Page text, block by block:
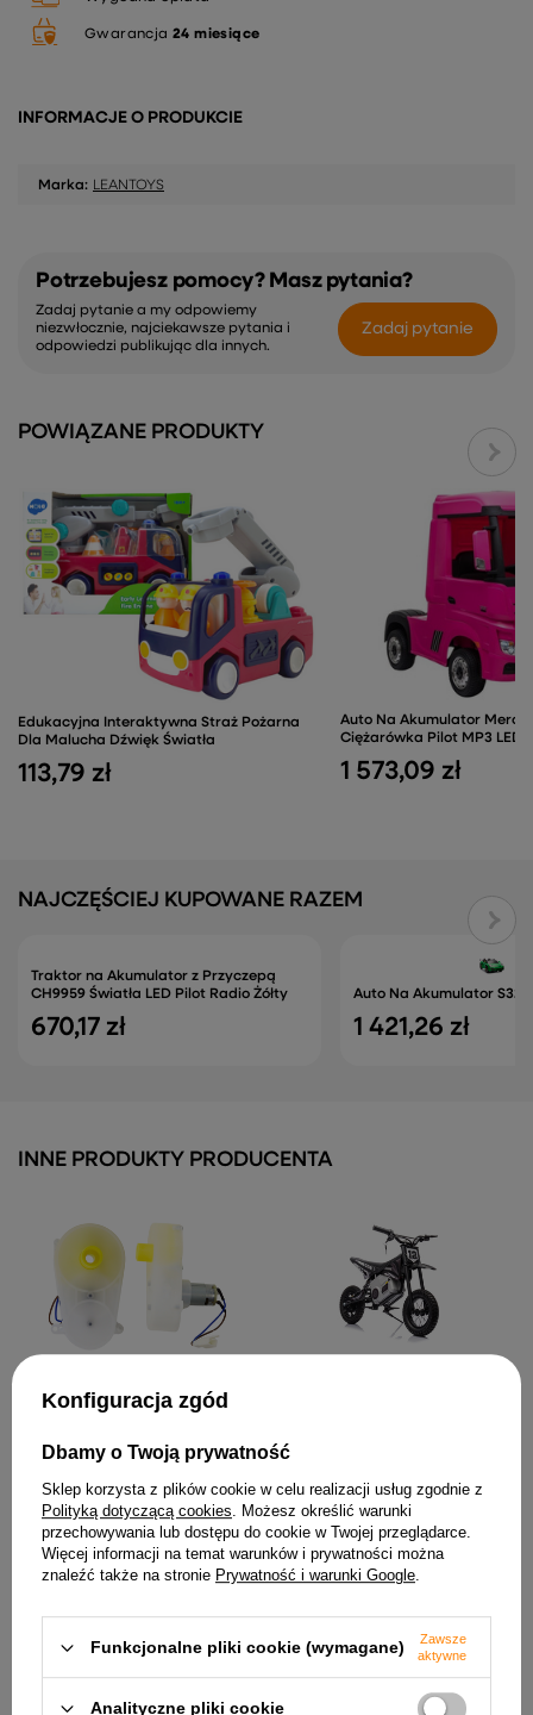
Gwarancja 24 miesiące
INFORMACJE O PRODUKCIE
Marka: LEANTOYS
Potrzebujesz pomocy? Masz pytania?
Zadaj pytanie a my odpowiemy
niezwłocznie, najciekawsze pytania i
odpowiedzi publikując dla innych.
Zadaj pytanie
POWIĄZANE PRODUKTY
Edukacyjna Interaktywna Straż Pożarna
Dla Malucha Dźwięk Światła
113,79 zł
Auto Na Akumulator
Ciężarówka Pilot MP3 LED
1 573,09 zł
NAJCZĘŚCIEJ KUPOWANE RAZEM
Traktor na Akumulator z Przyczepą
CH9959 Światła LED Pilot Radio Żółty
670,17 zł
Auto Na Akumulator S322
1 421,26 zł
INNE PRODUKTY PRODUCENTA
do pojazdu BBH-0001
Konfiguracja zgód
Dbamy o Twoją prywatność
Sklep korzysta z plików cookie w celu realizacji usług zgodnie z
Polityką dotyczącą cookies. Możesz określić warunki
przechowywania lub dostępu do cookie w Twojej przeglądarce.
Więcej informacji na temat warunków i prywatności można
znaleźć także na stronie Prywatność i warunki Google.
Funkcjonalne pliki cookie (wymagane)
Zawsze
aktywne
Analityczne pliki cookie